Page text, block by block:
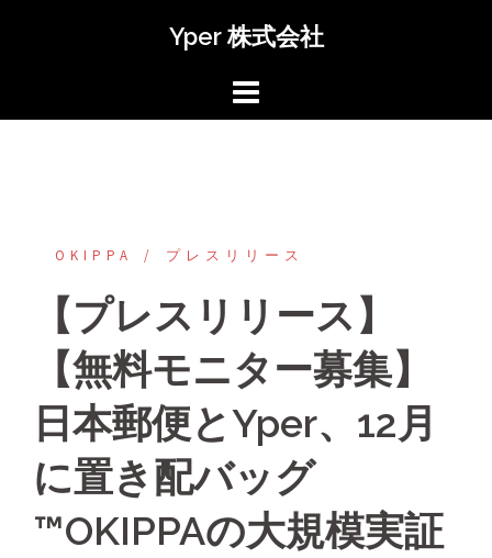
Yper 株式会社
OKIPPA プレスリリース
【プレスリリース】
【無料モニター募集】
日本郵便とYper、12月
に置き配バッグ
™️OKIPPAの大規模実証